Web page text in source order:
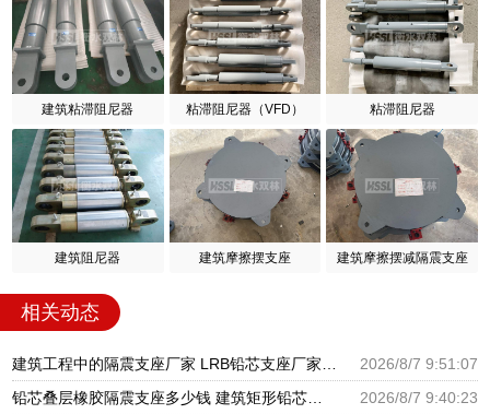
建筑粘滞阻尼器 粘滞阻尼器（VFD） 粘滞阻尼器
建筑阻尼器 建筑摩擦摆支座 建筑摩擦摆减隔震支座
相关动态
2026/8/7 9:51:07
2026/8/7 9:40:23